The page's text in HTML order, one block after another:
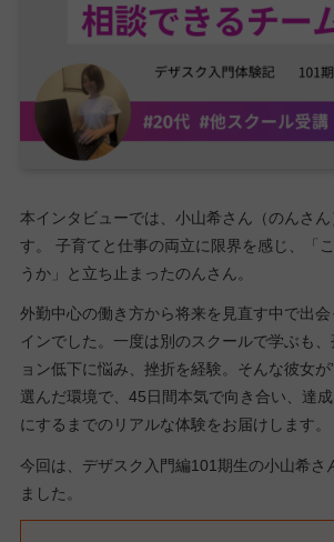
本インタビューでは、小山希さん（のんさん
す。 子育てと仕事の両立に限界を感じ、「
うか」と立ち止まったのんさん。
外勤中心の働き方から将来を見直す中で出
インでした。一度は別のスクールで学ぶも
ョン低下に悩み、挫折を経験。そんな彼女が
選んだ環境で、45日間本気で向き合い、達
にするまでのリアルな体験をお届けします。
今回は、デザスク入門編101期生の小山希さ
ました。